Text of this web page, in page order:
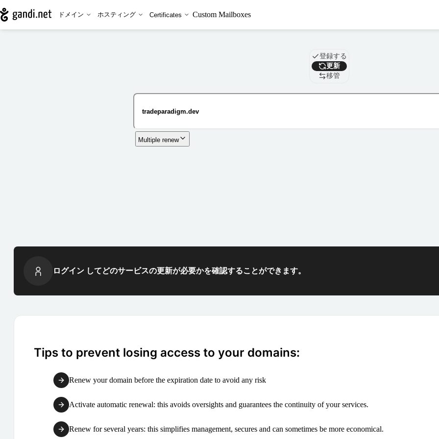
ドメイン ホスティング Certificates Custom Mailboxes
ドメイン
登録する
更新
移管
Multiple renew
ログイン してどのサービスの更新が必要かを確認することができます。
Tips to prevent losing access to your domains:
Renew your domain before the expiration date to avoid any risk
Activate automatic renewal: this avoids oversights and guarantees the continuity of your services.
Renew for several years: this simplifies management, secures and can sometimes be more economical.